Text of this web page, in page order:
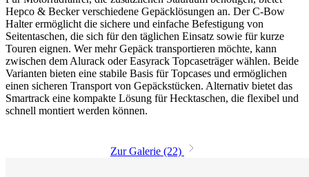
Hepco & Becker verschiedene Gepäcklösungen an. Der C-Bow
Halter ermöglicht die sichere und einfache Befestigung von
Seitentaschen, die sich für den täglichen Einsatz sowie für kurze
Touren eignen. Wer mehr Gepäck transportieren möchte, kann
zwischen dem Alurack oder Easyrack Topcaseträger wählen. Beide
Varianten bieten eine stabile Basis für Topcases und ermöglichen
einen sicheren Transport von Gepäckstücken. Alternativ bietet das
Smartrack eine kompakte Lösung für Hecktaschen, die flexibel und
schnell montiert werden können.
Zur Galerie (22)